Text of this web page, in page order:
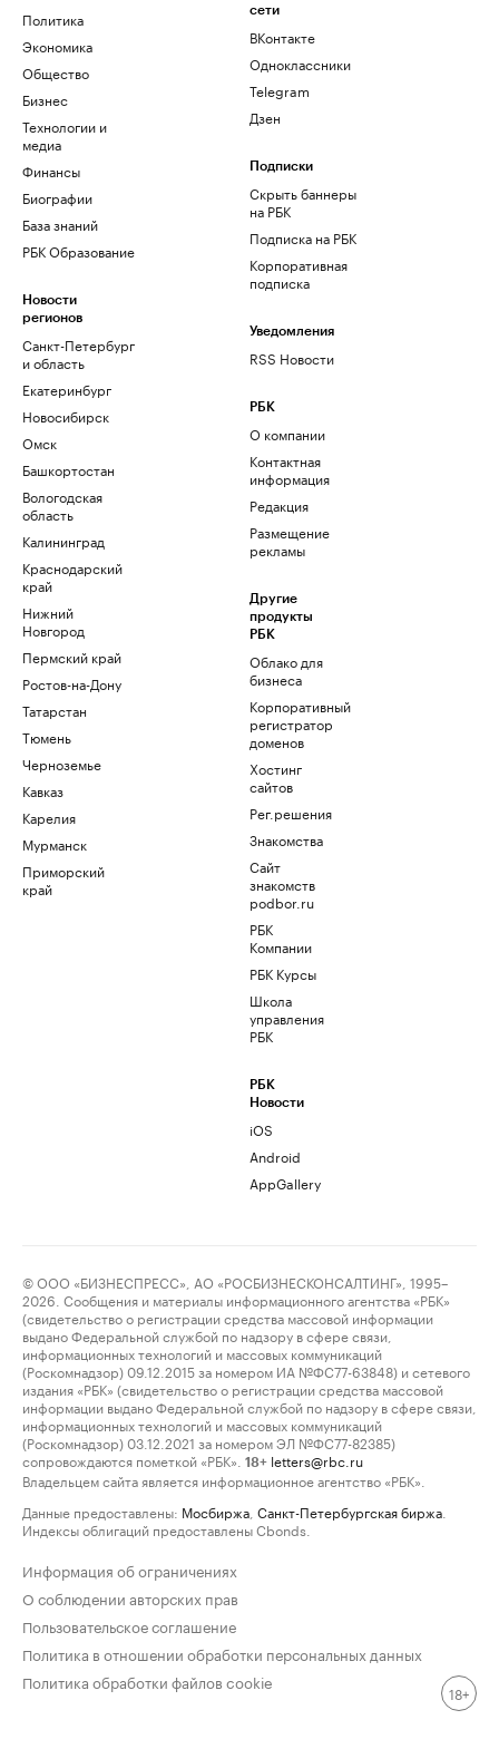
Политика
Экономика
Общество
Бизнес
Технологии и
медиа
Финансы
Биографии
База знаний
РБК Образование
Новости
регионов
Санкт-Петербург
и область
Екатеринбург
Новосибирск
Омск
Башкортостан
Вологодская
область
Калининград
Краснодарский
край
Нижний
Новгород
Пермский край
Ростов-на-Дону
Татарстан
Тюмень
Черноземье
Кавказ
Карелия
Мурманск
Приморский
край
сети
ВКонтакте
Одноклассники
Telegram
Дзен
Подписки
Скрыть баннеры
на РБК
Подписка на РБК
Корпоративная
подписка
Уведомления
RSS Новости
РБК
О компании
Контактная
информация
Редакция
Размещение
рекламы
Другие
продукты
РБК
Облако для
бизнеса
Корпоративный
регистратор
доменов
Хостинг
сайтов
Рег.решения
Знакомства
Сайт
знакомств
podbor.ru
РБК
Компании
РБК Курсы
Школа
управления
РБК
РБК
Новости
iOS
Android
AppGallery
© ООО «БИЗНЕСПРЕСС», АО «РОСБИЗНЕСКОНСАЛТИНГ», 1995–
2026. Сообщения и материалы информационного агентства «РБК»
(свидетельство о регистрации средства массовой информации
выдано Федеральной службой по надзору в сфере связи,
информационных технологий и массовых коммуникаций
(Роскомнадзор) 09.12.2015 за номером ИА №ФС77-63848) и сетевого
издания «РБК» (свидетельство о регистрации средства массовой
информации выдано Федеральной службой по надзору в сфере связи,
информационных технологий и массовых коммуникаций
(Роскомнадзор) 03.12.2021 за номером ЭЛ №ФС77-82385)
сопровождаются пометкой «РБК».
18+ letters@rbc.ru
Владельцем сайта является информационное агентство «РБК».
Данные предоставлены: Мосбиржа Санкт-Петербургская биржа
Индексы облигаций предоставлены Cbonds.
Информация об ограничениях
О соблюдении авторских прав
Пользовательское соглашение
Политика в отношении обработки персональных данных
Политика обработки файлов cookie
18+